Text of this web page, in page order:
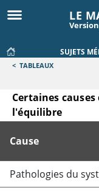
LE
SUJETS
< TABLEAUX
Certaines
l'équilibre
Certaines causes
Cause
Pathologies du